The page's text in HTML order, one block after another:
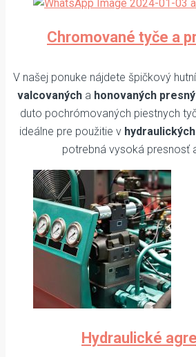
Chromované tyče a
V našej ponuke nájdete špičkový
valcovanýcha honovaných
duto pochrómovaných piestnych
ideálne pre použitie v
potrebná vysoká presnosť
Hydraulické